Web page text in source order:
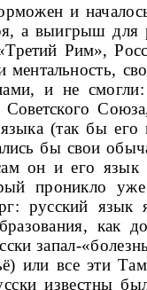
и
а выигрыш для
Рим»,
ментальность,
и не
(так бы
бы свои
он и его
проник­ло уже
русский язык
как
запал-
или все эти
известны